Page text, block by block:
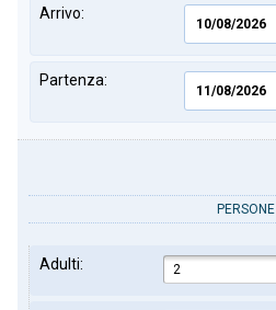
Arrivo:
Partenza:
PERSONE
Adulti: